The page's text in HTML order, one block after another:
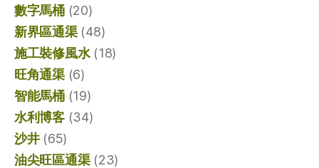
數字馬桶(20)
新界區通渠(48)
施工裝修風水(18)
旺角通渠(6)
智能馬桶(19)
水利博客(34)
沙井(65)
油尖旺區通渠(23)